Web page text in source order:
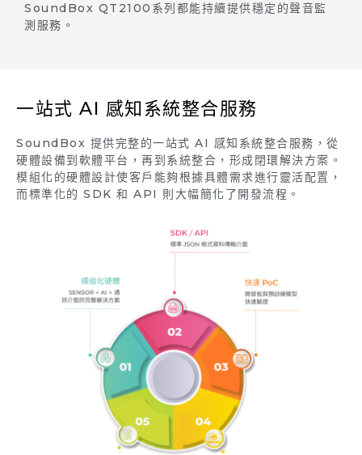
SoundBox QT2100系列都能持續提供穩定的聲音監
測服務。
一站式 AI 感知系統整合服務
SoundBox 提供完整的一站式 AI 感知系統整合服務，從
硬體設備到軟體平台，再到系統整合，形成閉環解決方案。
模組化的硬體設計使客戶能夠根據具體需求進行靈活配置，
而標準化的 SDK 和 API 則大幅簡化了開發流程。